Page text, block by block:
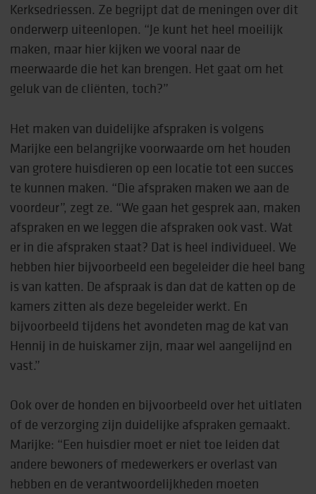
Kerksedriessen. Ze begrijpt dat de meningen over dit
onderwerp uiteenlopen. “Je kunt het heel moeilijk
maken, maar hier kijken we vooral naar de
meerwaarde die het kan brengen. Het gaat om het
geluk van de cliënten, toch?”
Het maken van duidelijke afspraken is volgens
Marijke een belangrijke voorwaarde om het houden
van grotere huisdieren op een locatie tot een succes
te kunnen maken. “Die afspraken maken we aan de
voordeur”, zegt ze. “We gaan het gesprek aan, maken
afspraken en we leggen die afspraken ook vast. Wat
er in die afspraken staat? Dat is heel individueel. We
hebben hier bijvoorbeeld een begeleider die heel bang
is van katten. De afspraak is dan dat de katten op de
kamers zitten als deze begeleider werkt. En
bijvoorbeeld tijdens het avondeten mag de kat van
Hennij in de huiskamer zijn, maar wel aangelijnd en
vast.”
Ook over de honden en bijvoorbeeld over het uitlaten
of de verzorging zijn duidelijke afspraken gemaakt.
Marijke: “Een huisdier moet er niet toe leiden dat
andere bewoners of medewerkers er overlast van
hebben en de verantwoordelijkheden moeten